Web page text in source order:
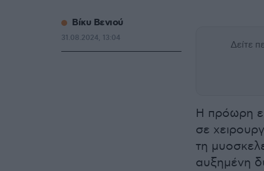
Δείτε
Η πρόωρη
σε
τη
αυξημένη
Βίκυ Βενιού
31.08.2024, 13:04